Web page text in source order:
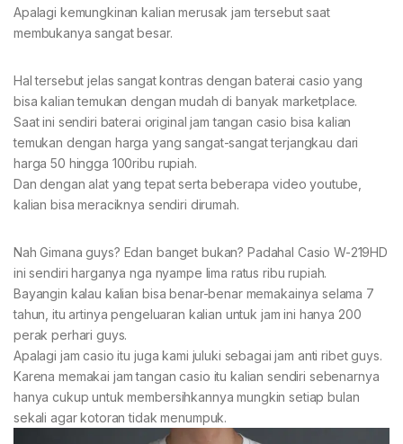
Apalagi kemungkinan kalian merusak jam tersebut saat
membukanya sangat besar.
Hal tersebut jelas sangat kontras dengan baterai casio yang
bisa kalian temukan dengan mudah di banyak marketplace.
Saat ini sendiri baterai original jam tangan casio bisa kalian
temukan dengan harga yang sangat-sangat terjangkau dari
harga 50 hingga 100ribu rupiah.
Dan dengan alat yang tepat serta beberapa video youtube,
kalian bisa meraciknya sendiri dirumah.
Nah Gimana guys? Edan banget bukan? Padahal Casio W-219HD
ini sendiri harganya nga nyampe lima ratus ribu rupiah.
Bayangin kalau kalian bisa benar-benar memakainya selama 7
tahun, itu artinya pengeluaran kalian untuk jam ini hanya 200
perak perhari guys.
Apalagi jam casio itu juga kami juluki sebagai jam anti ribet guys.
Karena memakai jam tangan casio itu kalian sendiri sebenarnya
hanya cukup untuk membersihkannya mungkin setiap bulan
sekali agar kotoran tidak menumpuk.